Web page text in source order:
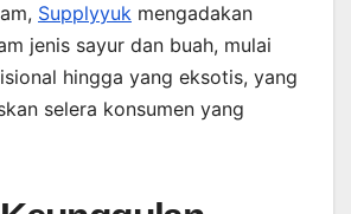
Supplyyuk mengadakan
jenis sayur dan buah, mulai
hingga yang eksotis, yang
selera konsumen yang